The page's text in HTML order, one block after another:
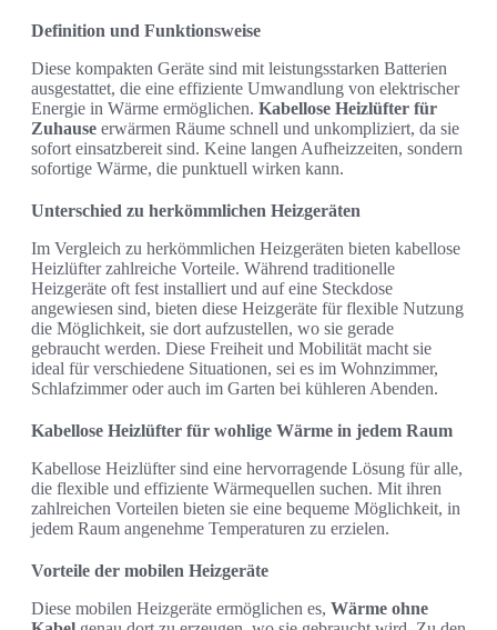
Definition und Funktionsweise
Diese kompakten Geräte sind mit leistungsstarken Batterien
ausgestattet, die eine effiziente Umwandlung von elektrischer
Energie in Wärme ermöglichen. Kabellose Heizlüfter für
Zuhause erwärmen Räume schnell und unkompliziert, da sie
sofort einsatzbereit sind. Keine langen Aufheizzeiten, sondern
sofortige Wärme, die punktuell wirken kann.
Unterschied zu herkömmlichen Heizgeräten
Im Vergleich zu herkömmlichen Heizgeräten bieten kabellose
Heizlüfter zahlreiche Vorteile. Während traditionelle
Heizgeräte oft fest installiert und auf eine Steckdose
angewiesen sind, bieten diese Heizgeräte für flexible Nutzung
die Möglichkeit, sie dort aufzustellen, wo sie gerade
gebraucht werden. Diese Freiheit und Mobilität macht sie
ideal für verschiedene Situationen, sei es im Wohnzimmer,
Schlafzimmer oder auch im Garten bei kühleren Abenden.
Kabellose Heizlüfter für wohlige Wärme in jedem Raum
Kabellose Heizlüfter sind eine hervorragende Lösung für alle,
die flexible und effiziente Wärmequellen suchen. Mit ihren
zahlreichen Vorteilen bieten sie eine bequeme Möglichkeit, in
jedem Raum angenehme Temperaturen zu erzielen.
Vorteile der mobilen Heizgeräte
Diese mobilen Heizgeräte ermöglichen es, Wärme ohne